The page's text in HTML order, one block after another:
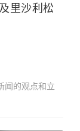
里沙利松
闻的观点和立